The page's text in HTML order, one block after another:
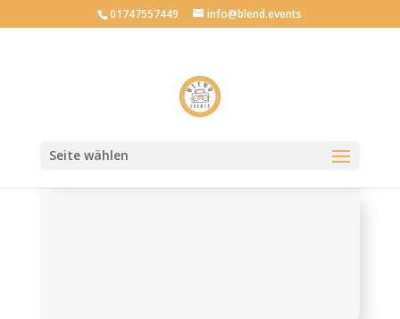
01747557449 info@blend.events
Seite wählen
/ Stromadapter